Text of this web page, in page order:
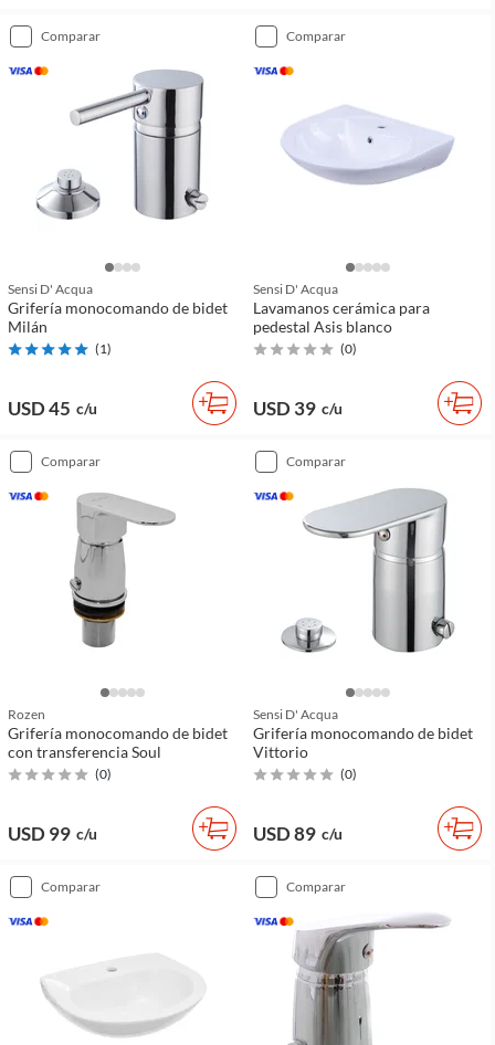
comparar
Sensi D' Acqua
Grifería monocomando de bidet
Milán
(1)
USD 45 c/u
comparar
Sensi D' Acqua
Lavamanos cerámica para
pedestal Asis blanco
(0)
USD 39 c/u
comparar
Rozen
Grifería monocomando de bidet
con transferencia Soul
(0)
USD 99 c/u
comparar
Sensi D' Acqua
Grifería monocomando de bidet
Vittorio
(0)
USD 89 c/u
comparar comparar